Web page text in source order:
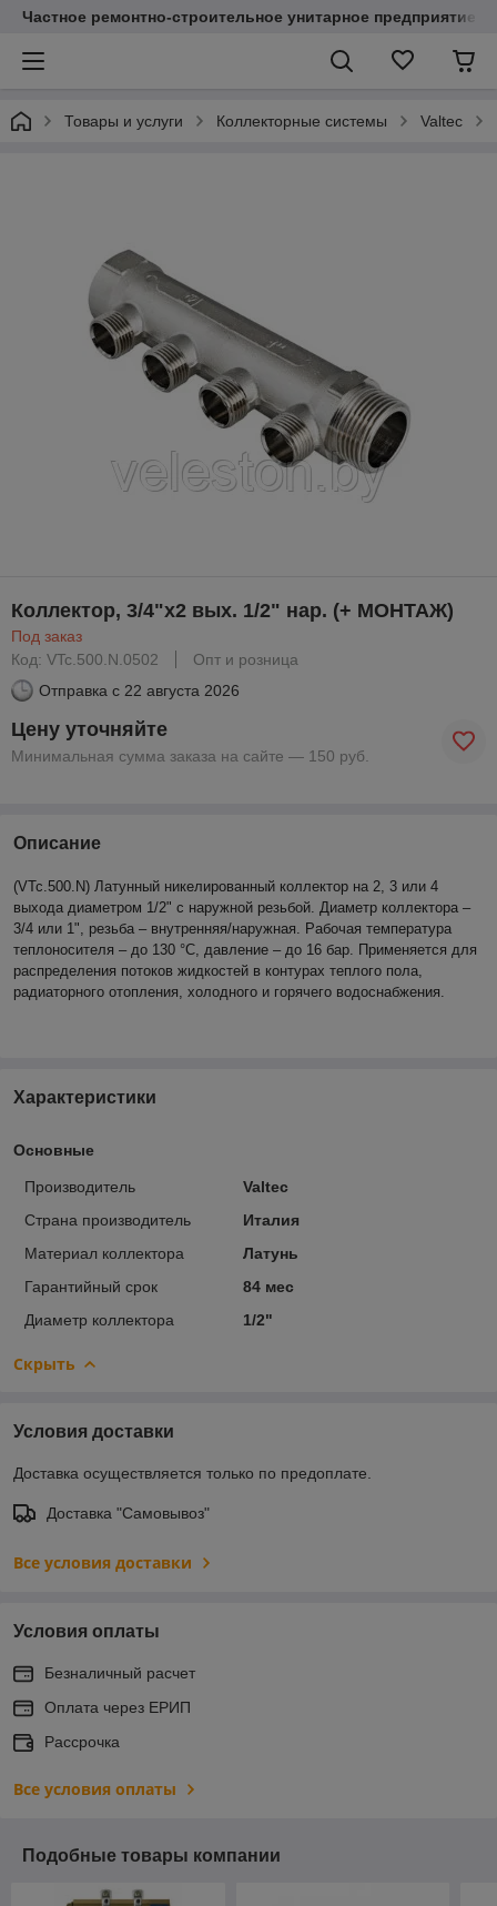
Частное ремонтно-строительное унитарное предприятие
Товары и услуги Коллекторные системы Valtec
Коллектор, 3/4"х2 вых. 1/2" нар. (+ МОНТАЖ)
Под заказ
Код: VTc.500.N.0502
Опт и розница
Отправка с 22 августа 2026
Цену уточняйте
Минимальная сумма заказа на сайте — 150 руб.
Описание
(VTc.500.N) Латунный никелированный коллектор на 2, 3 или 4
выхода диаметром 1/2" с наружной резьбой. Диаметр коллектора –
3/4 или 1", резьба – внутренняя/наружная. Рабочая температура
теплоносителя – до 130 °С, давление – до 16 бар. Применяется для
распределения потоков жидкостей в контурах теплого пола,
радиаторного отопления, холодного и горячего водоснабжения.
Характеристики
Основные
Производитель
Valtec
Страна производитель
Италия
Материал коллектора
Латунь
Гарантийный срок
84 мес
Диаметр коллектора
1/2"
Скрыть
Условия доставки
Доставка осуществляется только по предоплате.
Доставка "Самовывоз"
Все условия доставки
Условия оплаты
Безналичный расчет
Оплата через ЕРИП
Рассрочка
Все условия оплаты
Подобные товары компании